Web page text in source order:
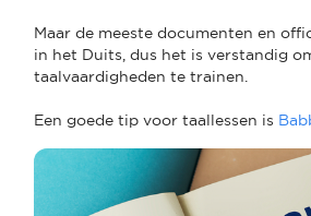
Maar de meeste documenten en
in het Duits, dus het is verstandig
taalvaardigheden te trainen.
Een goede tip voor taallessen is